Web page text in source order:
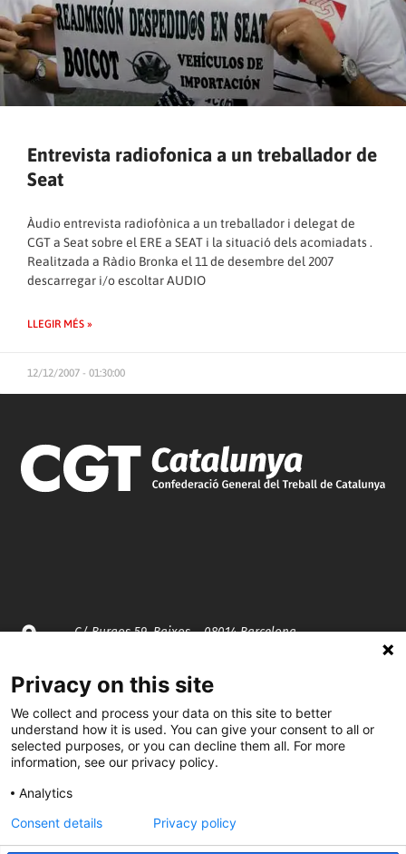
Entrevista radiofonica a un treballador de
Seat
Àudio entrevista radiofònica a un treballador i delegat de
CGT a Seat sobre el ERE a SEAT i la situació dels acomiadats .
Realitzada a Ràdio Bronka el 11 de desembre del 2007
descarregar i/o escoltar AUDIO
LLEGIR MÉS »
12/12/2007 - 01:30:00
C/ Burgos 59, Baixos – 08014 Barcelona
spccc@spcgtcatalunya.cat
935 120 481
CGTCatalunya
Privacy on this site
We collect and process your data on this site to better
understand how it is used. You can give your consent to all or
selected purposes, or you can decline them all. For more
information, see our privacy policy.
Analytics
Consent details
Privacy policy